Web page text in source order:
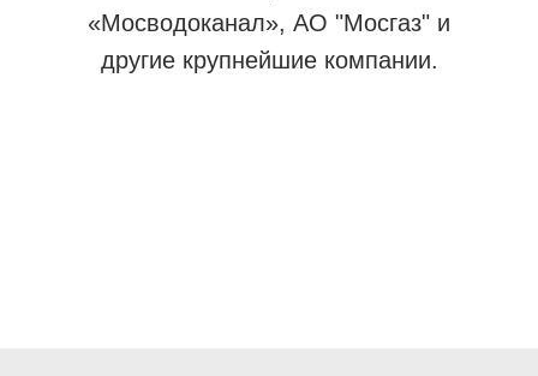
«Мосводоканал», АО "Мосгаз" и
другие крупнейшие компании.